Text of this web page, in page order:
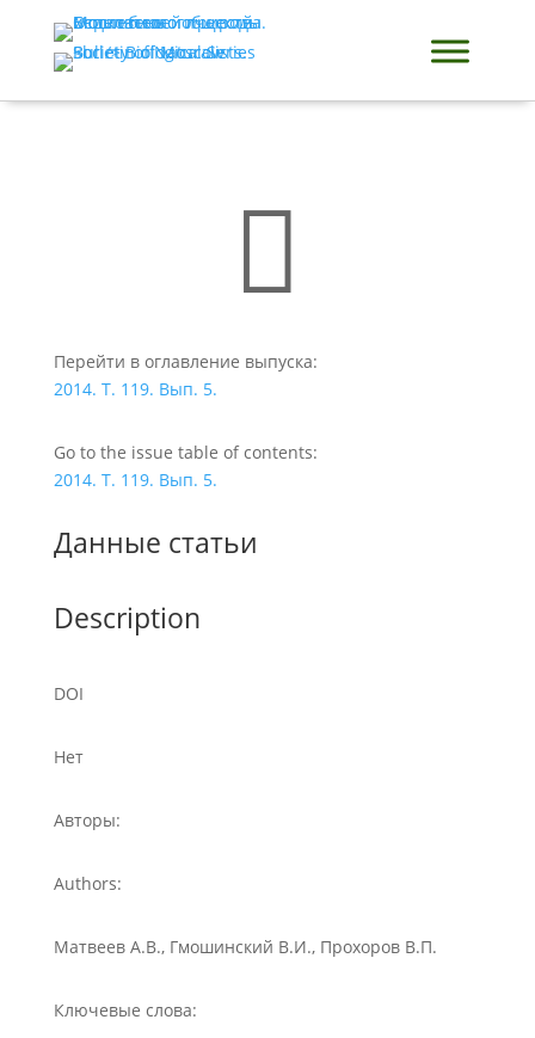

Перейти в оглавление выпуска:
2014. Т. 119. Вып. 5.
Go to the issue table of contents:
2014. Т. 119. Вып. 5.
Данные статьи
Description
DOI
Нет
Авторы:
Authors:
Матвеев А.В., Гмошинский В.И., Прохоров В.П.
Ключевые слова: